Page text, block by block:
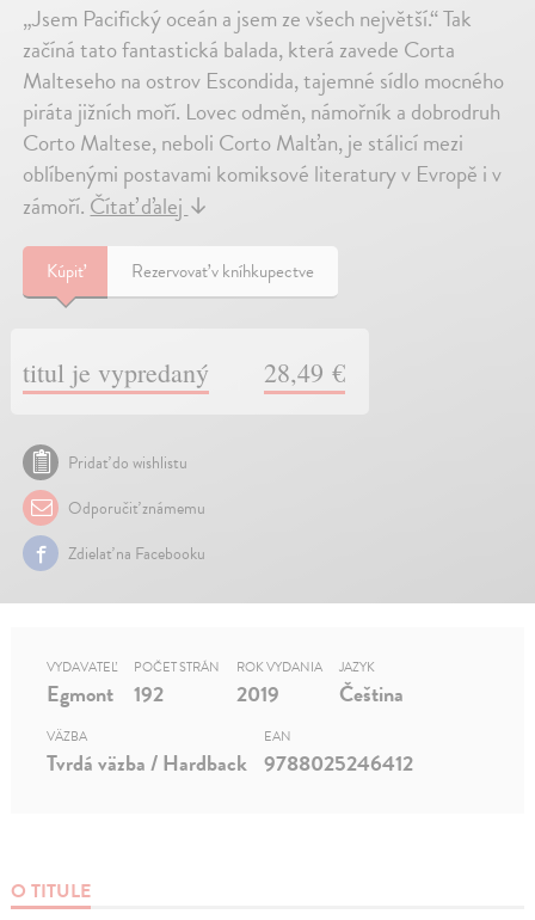
„Jsem Pacifický oceán a jsem ze všech největší.“ Tak
začíná tato fantastická balada, která zavede Corta
Malteseho na ostrov Escondida, tajemné sídlo mocného
piráta jižních moří. Lovec odměn, námořník a dobrodruh
Corto Maltese, neboli Corto Malťan, je stálicí mezi
oblíbenými postavami komiksové literatury v Evropě i v
zámoří.Čítať ďalej↓
Kúpiť Rezervovať v kníhkupectve
titul je vypredaný 28,49 €
Pridať do wishlistu
Odporučiť známemu
Zdielať na Facebooku
O TITULE
VYDAVATEĽ
Egmont
POČET STRÁN
192
ROK VYDANIA
2019
JAZYK
Čeština
VÄZBA
Tvrdá väzba / Hardback
EAN
9788025246412